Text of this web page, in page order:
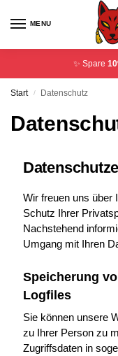
MENU
✨ Spare
Start / Datenschutz
Wir freuen uns über
Schutz Ihrer
Nachstehend
Umgang mit Ihren
Speicherung
Logfiles
Sie können unsere
zu Ihrer Person zu
Zugriffsdaten in